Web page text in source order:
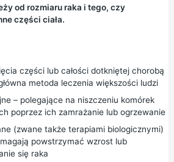
od rozmiaru raka i tego, czy
części ciała.
części lub całości dotkniętej chorobą
metoda leczenia większości ludzi
– polegające na niszczeniu komórek
poprzez ich zamrażanie lub ogrzewanie
(zwane także terapiami biologicznymi)
powstrzymać wzrost lub
się raka